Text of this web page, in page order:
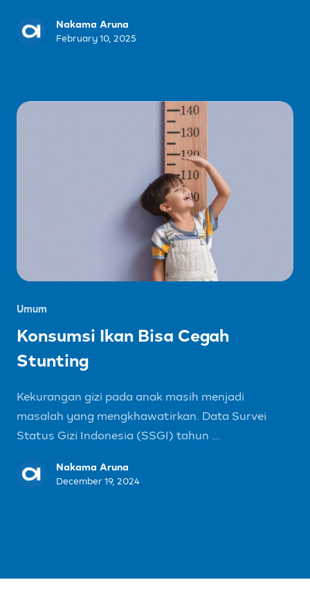
Nakama Aruna
February 10, 2025
Umum
Konsumsi Ikan Bisa Cegah
Stunting
Kekurangan gizi pada anak masih menjadi
masalah yang mengkhawatirkan. Data Survei
Status Gizi Indonesia (SSGI) tahun ...
Nakama Aruna
December 19, 2024